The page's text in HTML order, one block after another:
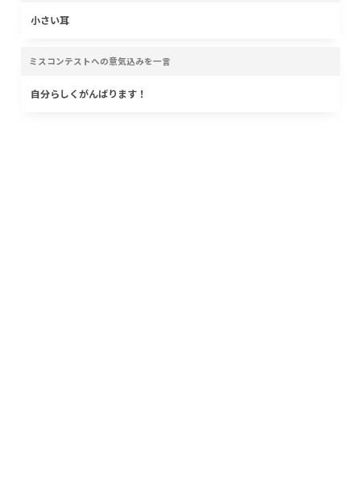
小さい耳
ミスコンテストへの意気込みを一言
自分らしくがんばります！